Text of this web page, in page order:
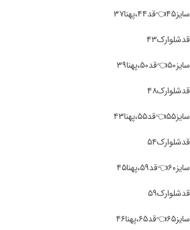
سایز۴۵👈قد۴۴،پهنا۳۷
قد‌شلوارک۴۳
سایز۵۰👈قد۵۰،پهنا۳۹
قد‌شلوارک۴۸
سایز۵۵👈قد۵۵،پهنا۴۳
قد‌شلوارک۵۴
سایز۶۰👈قد۵۹،پهنا۴۵
قد‌شلوارک۵۹
سایز۶۵👈قد۶۵،پهنا۴۶